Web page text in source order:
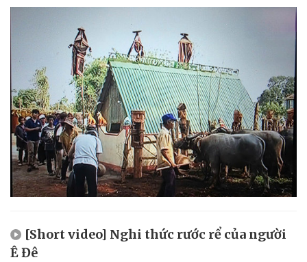
[Short video] Nghi thức rước rể của người
Ê Đê